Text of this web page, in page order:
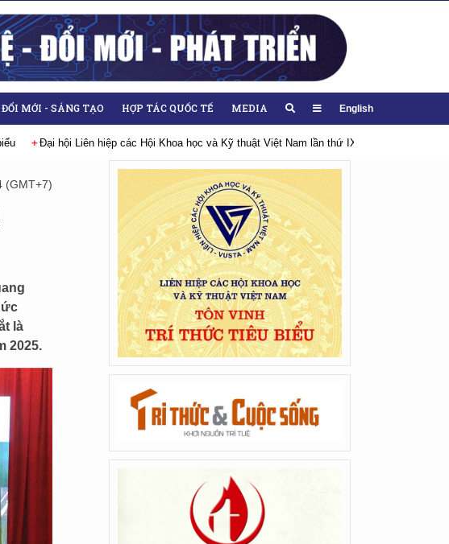
ĐỔI MỚI - SÁNG TẠO HỢP TÁC QUỐC TẾ MEDIA English
Nam lần thứ IX, nhiệm kỳ 2026-2031 Hướng tới Đại hội lần thứ XIV của Đảng
(GMT+7)
là
2025.